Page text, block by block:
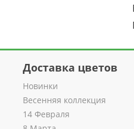
Доставка цветов
Новинки
Весенняя коллекция
14 Февраля